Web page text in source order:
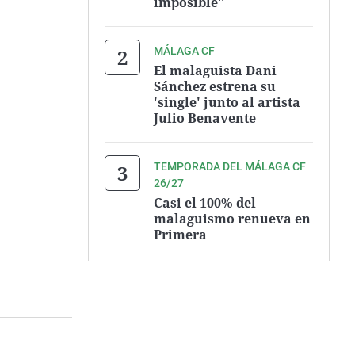
MÁLAGA CF
El malaguista Dani
Sánchez estrena su
'single' junto al artista
Julio Benavente
TEMPORADA DEL MÁLAGA CF
26/27
Casi el 100% del
malaguismo renueva en
Primera